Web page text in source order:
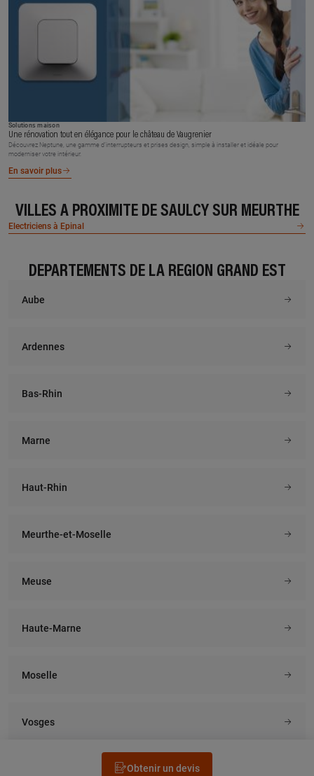
Obtenir un devis
Solutions maison
Une rénovation tout en élégance pour le château de Vaugrenier
Découvrez Neptune, une gamme d’interrupteurs et prises design, simple à installer et idéale pour
moderniser votre intérieur.
En savoir plus
VILLES À PROXIMITÉ DE SAULCY SUR MEURTHE
Electriciens à Epinal
DÉPARTEMENTS DE LA RÉGION GRAND EST
Aube
Ardennes
Bas-Rhin
Marne
Haut-Rhin
Meurthe-et-Moselle
Meuse
Haute-Marne
Moselle
Vosges